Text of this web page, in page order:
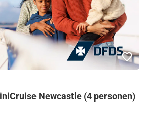
Newcastle (4 personen)